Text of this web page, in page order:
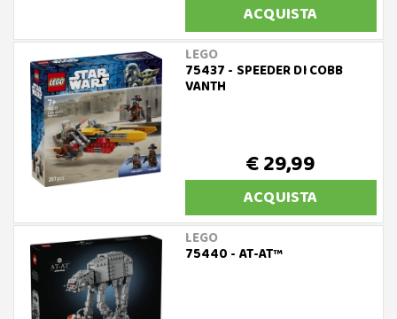
ACQUISTA
LEGO
75437 - SPEEDER DI COBB
VANTH
€ 29,99
ACQUISTA
LEGO
75440 - AT-AT™